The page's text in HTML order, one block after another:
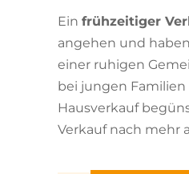
Ein frühzeitiger
angehen und
einer ruhigen
bei jungen Familien
Hausverkauf
Verkauf nach mehr